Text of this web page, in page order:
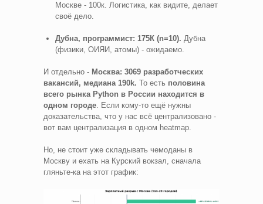
Москве - 100к. Логистика, как видите, делает
своё дело.
Дубна, программист: 175К (n=10). Дубна
(физики, ОИЯИ, атомы) - ожидаемо.
И отдельно - Москва: 3069 разработческих
вакансий, медиана 190k. То есть половина
всего рынка Python в России находится в
одном городе. Если кому-то ещё нужны
доказательства, что у нас всё централизовано -
вот вам централизация в одном heatmap.
Но, не стоит уже складывать чемоданы в
Москву и ехать на Курский вокзал, сначала
гляньте-ка на этот график: